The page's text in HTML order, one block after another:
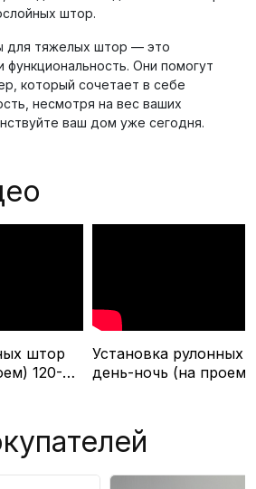
штор.
для тяжелых штор — это
функциональность. Они помогут
который сочетает в себе
несмотря на вес ваших
ваш дом уже сегодня.
штор
120-
Установка рулонных
день-ночь (на проем) 120-